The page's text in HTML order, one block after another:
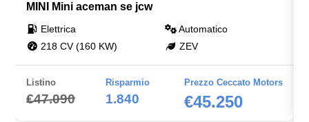
MINI Mini aceman se jcw
Elettrica
Automatico
218 CV (160 KW)
ZEV
Listino
€47.090
Risparmio
1.840
Prezzo Ceccato Motors
€45.250